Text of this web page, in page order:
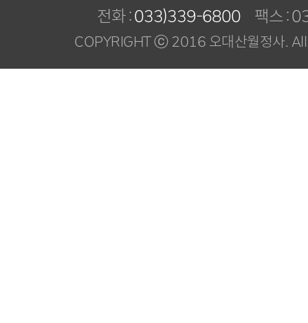
전화 :033)339-6800 팩스 :
COPYRIGHT ⓒ 2016 오대산월정사.